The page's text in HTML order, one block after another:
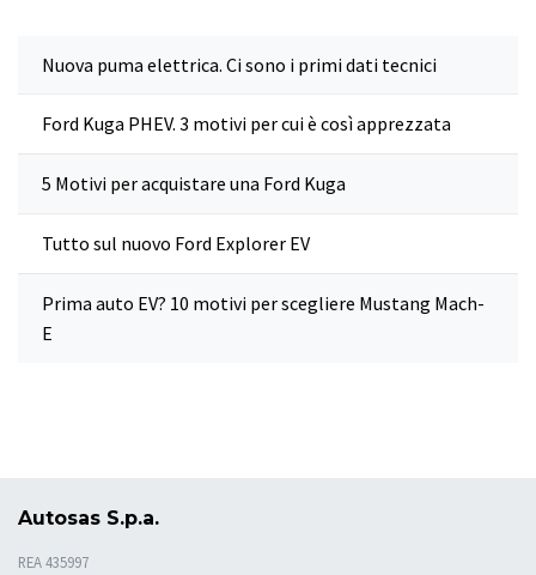
Nuova puma elettrica. Ci sono i primi dati tecnici
Ford Kuga PHEV. 3 motivi per cui è così apprezzata
5 Motivi per acquistare una Ford Kuga
Tutto sul nuovo Ford Explorer EV
Prima auto EV? 10 motivi per scegliere Mustang Mach-
E
Autosas S.p.a.
REA 435997